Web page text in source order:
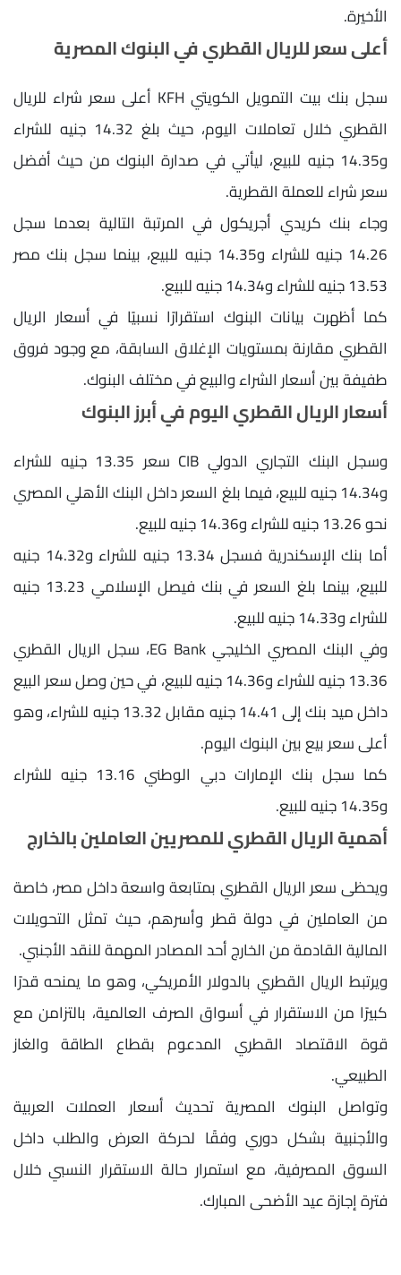
الأخيرة.
أعلى سعر للريال القطري في البنوك المصرية
سجل بنك بيت التمويل الكويتي KFH أعلى سعر شراء للريال
القطري خلال تعاملات اليوم، حيث بلغ 14.32 جنيه للشراء
و14.35 جنيه للبيع، ليأتي في صدارة البنوك من حيث أفضل
سعر شراء للعملة القطرية.
وجاء بنك كريدي أجريكول في المرتبة التالية بعدما سجل
14.26 جنيه للشراء و14.35 جنيه للبيع، بينما سجل بنك مصر
13.53 جنيه للشراء و14.34 جنيه للبيع.
كما أظهرت بيانات البنوك استقرارًا نسبيًا في أسعار الريال
القطري مقارنة بمستويات الإغلاق السابقة، مع وجود فروق
طفيفة بين أسعار الشراء والبيع في مختلف البنوك.
أسعار الريال القطري اليوم في أبرز البنوك
وسجل البنك التجاري الدولي CIB سعر 13.35 جنيه للشراء
و14.34 جنيه للبيع، فيما بلغ السعر داخل البنك الأهلي المصري
نحو 13.26 جنيه للشراء و14.36 جنيه للبيع.
أما بنك الإسكندرية فسجل 13.34 جنيه للشراء و14.32 جنيه
للبيع، بينما بلغ السعر في بنك فيصل الإسلامي 13.23 جنيه
للشراء و14.33 جنيه للبيع.
وفي البنك المصري الخليجي EG Bank، سجل الريال القطري
13.36 جنيه للشراء و14.36 جنيه للبيع، في حين وصل سعر البيع
داخل ميد بنك إلى 14.41 جنيه مقابل 13.32 جنيه للشراء، وهو
أعلى سعر بيع بين البنوك اليوم.
كما سجل بنك الإمارات دبي الوطني 13.16 جنيه للشراء
و14.35 جنيه للبيع.
أهمية الريال القطري للمصريين العاملين بالخارج
ويحظى سعر الريال القطري بمتابعة واسعة داخل مصر، خاصة
من العاملين في دولة قطر وأسرهم، حيث تمثل التحويلات
المالية القادمة من الخارج أحد المصادر المهمة للنقد الأجنبي.
ويرتبط الريال القطري بالدولار الأمريكي، وهو ما يمنحه قدرًا
كبيرًا من الاستقرار في أسواق الصرف العالمية، بالتزامن مع
قوة الاقتصاد القطري المدعوم بقطاع الطاقة والغاز
الطبيعي.
وتواصل البنوك المصرية تحديث أسعار العملات العربية
والأجنبية بشكل دوري وفقًا لحركة العرض والطلب داخل
السوق المصرفية، مع استمرار حالة الاستقرار النسبي خلال
فترة إجازة عيد الأضحى المبارك.